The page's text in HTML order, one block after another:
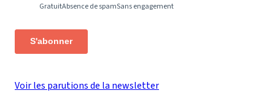
GratuitAbsence de spamSans engagement
S'abonner
Voir les parutions de la newsletter